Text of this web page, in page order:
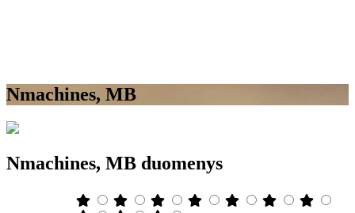
Nmachines, MB
Nmachines, MB duomenys